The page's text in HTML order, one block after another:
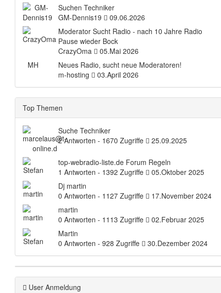
Suchen Techniker
GM-Dennis19
09.06.2026
Moderator Sucht Radio - nach 10 Jahre Radio
Pause wieder Bock
CrazyOma
05.Mai 2026
MH
Neues Radio, sucht neue Moderatoren!
m-hosting
03.April 2026
Top Themen
Suche Techniker
2 Antworten - 1670 Zugriffe
25.09.2025
top-webradio-liste.de Forum Regeln
1 Antworten - 1392 Zugriffe
05.Oktober 2025
Dj martin
0 Antworten - 1127 Zugriffe
17.November 2024
martin
0 Antworten - 1113 Zugriffe
02.Februar 2025
Martin
0 Antworten - 928 Zugriffe
30.Dezember 2024
User Anmeldung